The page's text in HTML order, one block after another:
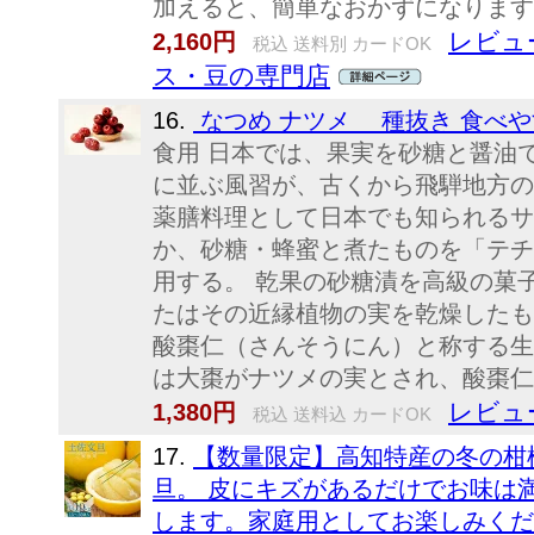
加えると、簡単なおかずになりま
2,160円
税込 送料別 カードOK
レビュ
ス・豆の専門店
16.
なつめ ナツメ 種抜き 食べや
食用 日本では、果実を砂糖と醤油
に並ぶ風習が、古くから飛騨地方
薬膳料理として日本でも知られる
か、砂糖・蜂蜜と煮たものを「テ
用する。 乾果の砂糖漬を高級の菓
たはその近縁植物の実を乾燥した
酸棗仁（さんそうにん）と称する
は大棗がナツメの実とされ、酸棗
1,380円
税込 送料込 カードOK レビュ
17.
【数量限定】高知特産の冬の
旦。 皮にキズがあるだけでお味は
します。家庭用としてお楽しみく